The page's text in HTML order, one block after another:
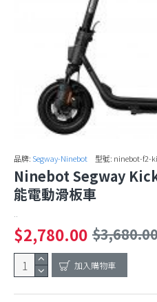
品牌: Segway-Ninebot 型號: ninebot-f2-
Ninebot Segway
能電動滑板車
..
$2,780.00
加入購物車